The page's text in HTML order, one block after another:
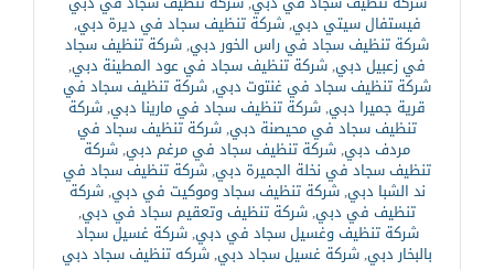
فيستفال سيتي دبي,شركة تنظيف سجاد في ديرة دبي,
شركة تنظيف سجاد في راس الخور دبي,شركة تنظيف سجاد
في زعبيل دبي,شركة تنظيف سجاد في عود المطينة دبي,
شركة تنظيف سجاد في غنتوت دبي,شركة تنظيف سجاد في
قرية جميرا دبي,شركة تنظيف سجاد في مارينا دبي,شركة
تنظيف سجاد في محيصنة دبي,شركة تنظيف سجاد في
مردف دبي,شركة تنظيف سجاد في مرغم دبي,شركة
تنظيف سجاد في نخلة الجميرة دبي,شركة تنظيف سجاد في
ند الشبا دبي,شركة تنظيف سجاد وموكيت في دبي,شركة
تنظيف في دبي,شركة تنظيف وتعقيم سجاد في دبي,
شركة تنظيف وغسيل سجاد في دبي,شركة غسيل سجاد
بالبخار دبي,شركة غسيل سجاد دبي,شركه تنظيف سجاد دبي